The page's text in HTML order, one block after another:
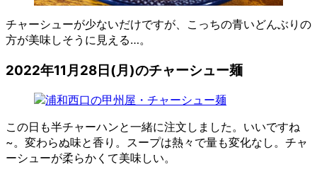
チャーシューが少ないだけですが、こっちの青いどんぶりの
方が美味しそうに見える…。
2022年11月28日(月)のチャーシュー麺
この日も半チャーハンと一緒に注文しました。いいですね
~。変わらぬ味と香り。スープは熱々で量も変化なし。チャ
ーシューが柔らかくて美味しい。